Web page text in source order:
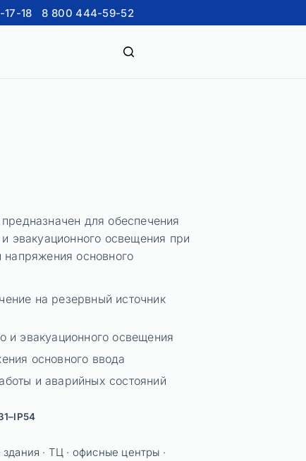
17-18 8 800 444-59-52
для обеспечения
эвакуационного освещения при
основного
на резервный источник
и эвакуационного освещения
основного ввода
и аварийных состояний
· ТЦ · офисные центры ·